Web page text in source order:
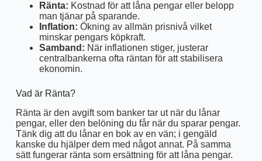
Ränta: Kostnad för att låna pengar eller belopp
man tjänar på sparande.
Inflation: Ökning av allmän prisnivå vilket
minskar pengars köpkraft.
Samband: När inflationen stiger, justerar
centralbankerna ofta räntan för att stabilisera
ekonomin.
Vad är Ränta?
Ränta är den avgift som banker tar ut när du lånar
pengar, eller den belöning du får när du sparar pengar.
Tänk dig att du lånar en bok av en vän; i gengäld
kanske du hjälper dem med något annat. På samma
sätt fungerar ränta som ersättning för att låna pengar.